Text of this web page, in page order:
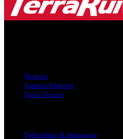
Notícias
Estatuto Editorial
Ficha Técnica
Publicidade & Assinaturas